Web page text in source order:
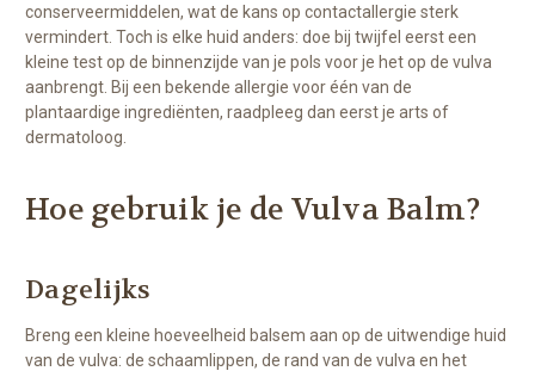
conserveermiddelen, wat de kans op contactallergie sterk
vermindert. Toch is elke huid anders: doe bij twijfel eerst een
kleine test op de binnenzijde van je pols voor je het op de vulva
aanbrengt. Bij een bekende allergie voor één van de
plantaardige ingrediënten, raadpleeg dan eerst je arts of
dermatoloog.
Hoe gebruik je de Vulva Balm?
Dagelijks
Breng een kleine hoeveelheid balsem aan op de uitwendige huid
van de vulva: de schaamlippen, de rand van de vulva en het